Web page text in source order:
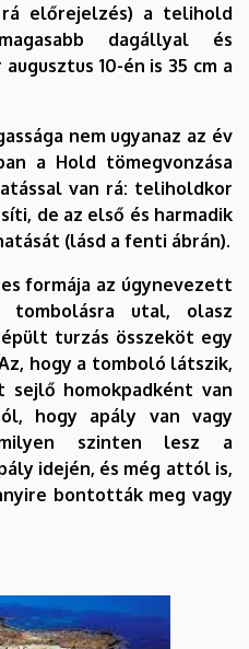
rá előrejelzés) a telihold
dagállyal és
10-én is 35 cm a
nem ugyanaz az év
a Hold tömegvonzása
van rá: teliholdkor
de az első és harmadik
(lásd a fenti ábrán).
formája az úgynevezett
tombolásra utal, olasz
turzás összeköt egy
hogy a tomboló látszik,
homokpadként van
hogy apály van vagy
szinten lesz a
idején, és még attól is,
bontották meg vagy